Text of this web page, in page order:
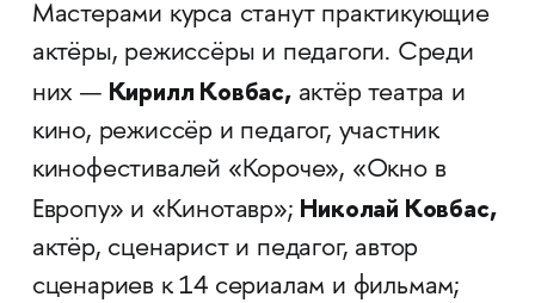
Мастерами курса станут практикующие
актёры, режиссёры и педагоги. Среди
них — Кирилл Ковбас,актёр театра и
кино, режиссёр и педагог, участник
кинофестивалей «Короче», «Окно в
Европу» и «Кинотавр»; Николай Ковбас,
актёр, сценарист и педагог, автор
сценариев к 14 сериалам и фильмам;